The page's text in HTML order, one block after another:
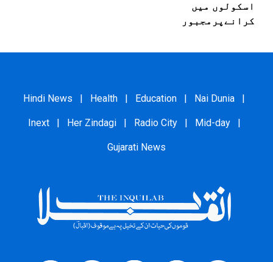
اسکولوں میں
کرانےپرمجبور
Hindi News | Health | Education | Nai Dunia |
Inext | Her Zindagi | Radio City | Mid-day |
Gujarati News